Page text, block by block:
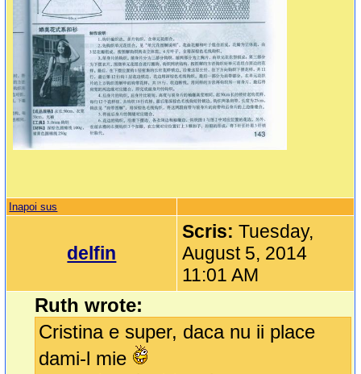
Inapoi sus
delfin
Scris:Tuesday,
August 5, 2014
11:01 AM
Ruth wrote:
Cristina e super, daca nu ii place
dami-l mie